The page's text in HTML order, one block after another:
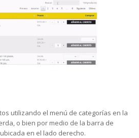
utilizando el menú de categorías en la
o bien por medio de la barra de
en el lado derecho.